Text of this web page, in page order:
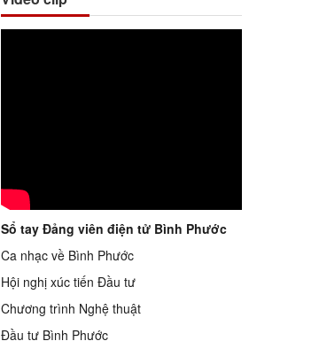
Sổ tay Đảng viên điện tử Bình Phước
Ca nhạc về Bình Phước
Hội nghị xúc tiến Đầu tư
Chương trình Nghệ thuật
Đầu tư Bình Phước